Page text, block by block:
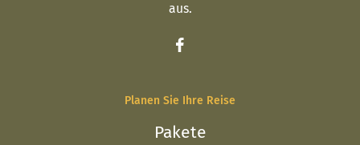
aus.
Planen Sie Ihre Reise
Pakete